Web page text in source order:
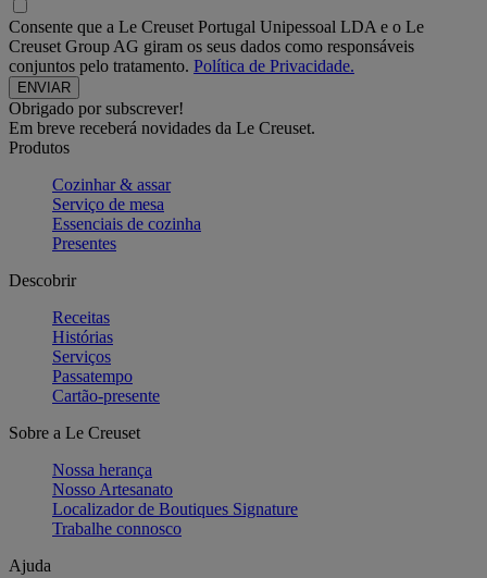
Consente que a Le Creuset Portugal Unipessoal LDA e o Le
Creuset Group AG giram os seus dados como responsáveis
conjuntos pelo tratamento. Política de Privacidade.
Obrigado por subscrever!
Em breve receberá novidades da Le Creuset.
Produtos
Cozinhar & assar
Serviço de mesa
Essenciais de cozinha
Presentes
Descobrir
Receitas
Histórias
Serviços
Passatempo
Cartão-presente
Sobre a Le Creuset
Nossa herança
Nosso Artesanato
Localizador de Boutiques Signature
Trabalhe connosco
Ajuda